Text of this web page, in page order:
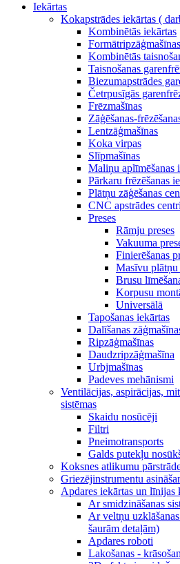
Iekārtas
Kokapstrādes iekārtas (
Kombinētās iekārtas
Formātripzāģmašīnas
Kombinētās
Taisnošanas
Biezumapstrādes
Četrpusīgās
Frēzmašīnas
Zāģēšanas-
Lentzāģmašīnas
Koka virpas
Slīpmašīnas
Maliņu aplīmēšanas
Pārkaru frēzēšanas
Plātņu zāģēšanas
CNC apstrādes centri
Preses
Rāmju preses
Vakuuma
Finierēšanas
Masīvu plātņu
Brusu
Korpusu
Universālā
Tapošanas iekārtas
Dalīšanas
Ripzāģmašīnas
Daudzripzāģmašīna
Urbjmašīnas
Padeves mehānismi
Ventilācijas, aspirācijas,
sistēmas
Skaidu nosūcēji
Filtri
Pneimotransports
Galds putekļu
Koksnes atlikumu
Griezējinstrumentu
Apdares iekārtas un līnijas
Ar smidzināšanas
Ar veltņu
šaurām detaļām)
Apdares roboti
Lakošanas -